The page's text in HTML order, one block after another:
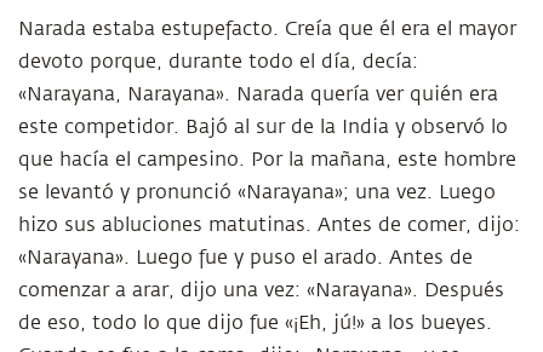
Narada estaba estupefacto. Creía que él era el mayor
devoto porque, durante todo el día, decía:
«Narayana, Narayana». Narada quería ver quién era
este competidor. Bajó al sur de la India y observó lo
que hacía el campesino. Por la mañana, este hombre
se levantó y pronunció «Narayana»; una vez. Luego
hizo sus abluciones matutinas. Antes de comer, dijo:
«Narayana». Luego fue y puso el arado. Antes de
comenzar a arar, dijo una vez: «Narayana». Después
de eso, todo lo que dijo fue «¡Eh, jú!» a los bueyes.